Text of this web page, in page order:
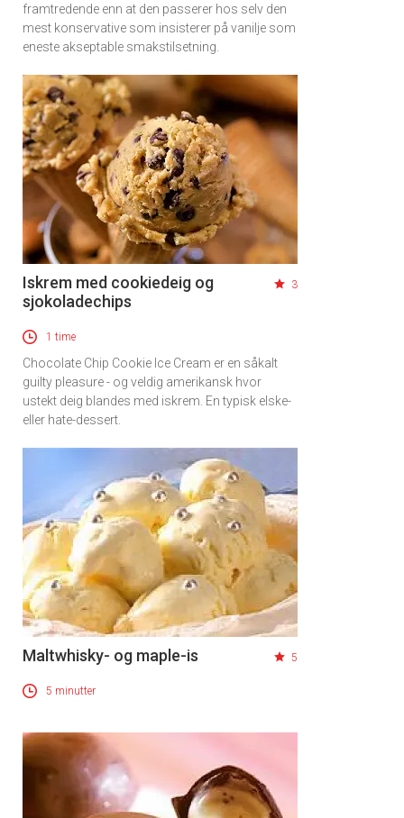
framtredende enn at den passerer hos selv den
mest konservative som insisterer på vanilje som
eneste akseptable smakstilsetning.
Iskrem med cookiedeig og
sjokoladechips
3
1 time
Chocolate Chip Cookie Ice Cream er en såkalt
guilty pleasure - og veldig amerikansk hvor
ustekt deig blandes med iskrem. En typisk elske-
eller hate-dessert.
Maltwhisky- og maple-is 5
5 minutter